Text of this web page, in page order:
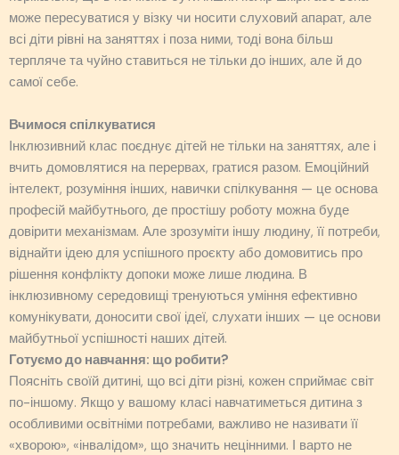
може пересуватися у візку чи носити слуховий апарат, але
всі діти рівні на заняттях і поза ними, тоді вона більш
терпляче та чуйно ставиться не тільки до інших, але й до
самої себе.
Вчимося спілкуватися
Інклюзивний клас поєднує дітей не тільки на заняттях, але і
вчить домовлятися на перервах, гратися разом. Емоційний
інтелект, розуміння інших, навички спілкування — це основа
професій майбутнього, де простішу роботу можна буде
довірити механізмам. Але зрозуміти іншу людину, її потреби,
віднайти ідею для успішного проєкту або домовитись про
рішення конфлікту допоки може лише людина. В
інклюзивному середовищі тренуються уміння ефективно
комунікувати, доносити свої ідеї, слухати інших — це основи
майбутньої успішності наших дітей.
Готуємо до навчання: що робити?
Поясніть своїй дитині, що всі діти різні, кожен сприймає світ
по-іншому. Якщо у вашому класі навчатиметься дитина з
особливими освітніми потребами, важливо не називати її
«хворою», «інвалідом», що значить нецінними. І варто не